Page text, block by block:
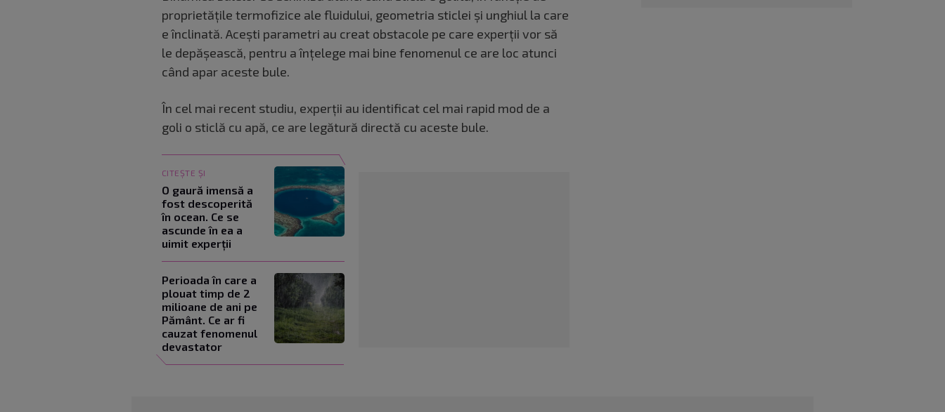
proprietățile termofizice ale fluidului, geometria sticlei și unghiul la care
e înclinată. Acești parametri au creat obstacole pe care experții vor să
le depășească, pentru a înțelege mai bine fenomenul ce are loc atunci
când apar aceste bule.
În cel mai recent studiu, experții au identificat cel mai rapid mod de a
goli o sticlă cu apă, ce are legătură directă cu aceste bule.
CITEȘTE ȘI
O gaură imensă a
fost descoperită
în ocean. Ce se
ascunde în ea a
uimit experții
Perioada în care a
plouat timp de 2
milioane de ani pe
Pământ. Ce ar fi
cauzat fenomenul
devastator